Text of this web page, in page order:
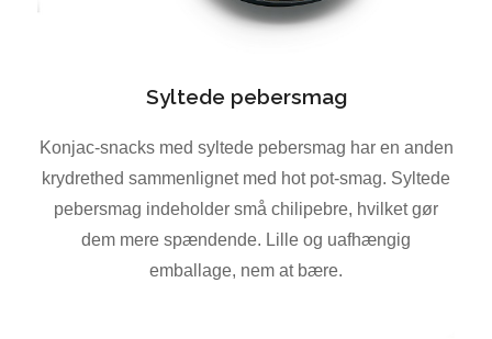
Syltede pebersmag
Konjac-snacks med syltede pebersmag har en anden
krydrethed sammenlignet med hot pot-smag. Syltede
pebersmag indeholder små chilipebre, hvilket gør
dem mere spændende. Lille og uafhængig
emballage, nem at bære.